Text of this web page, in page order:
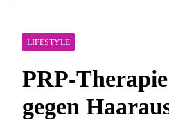
LIFESTYLE
PRP-Therapie
gegen